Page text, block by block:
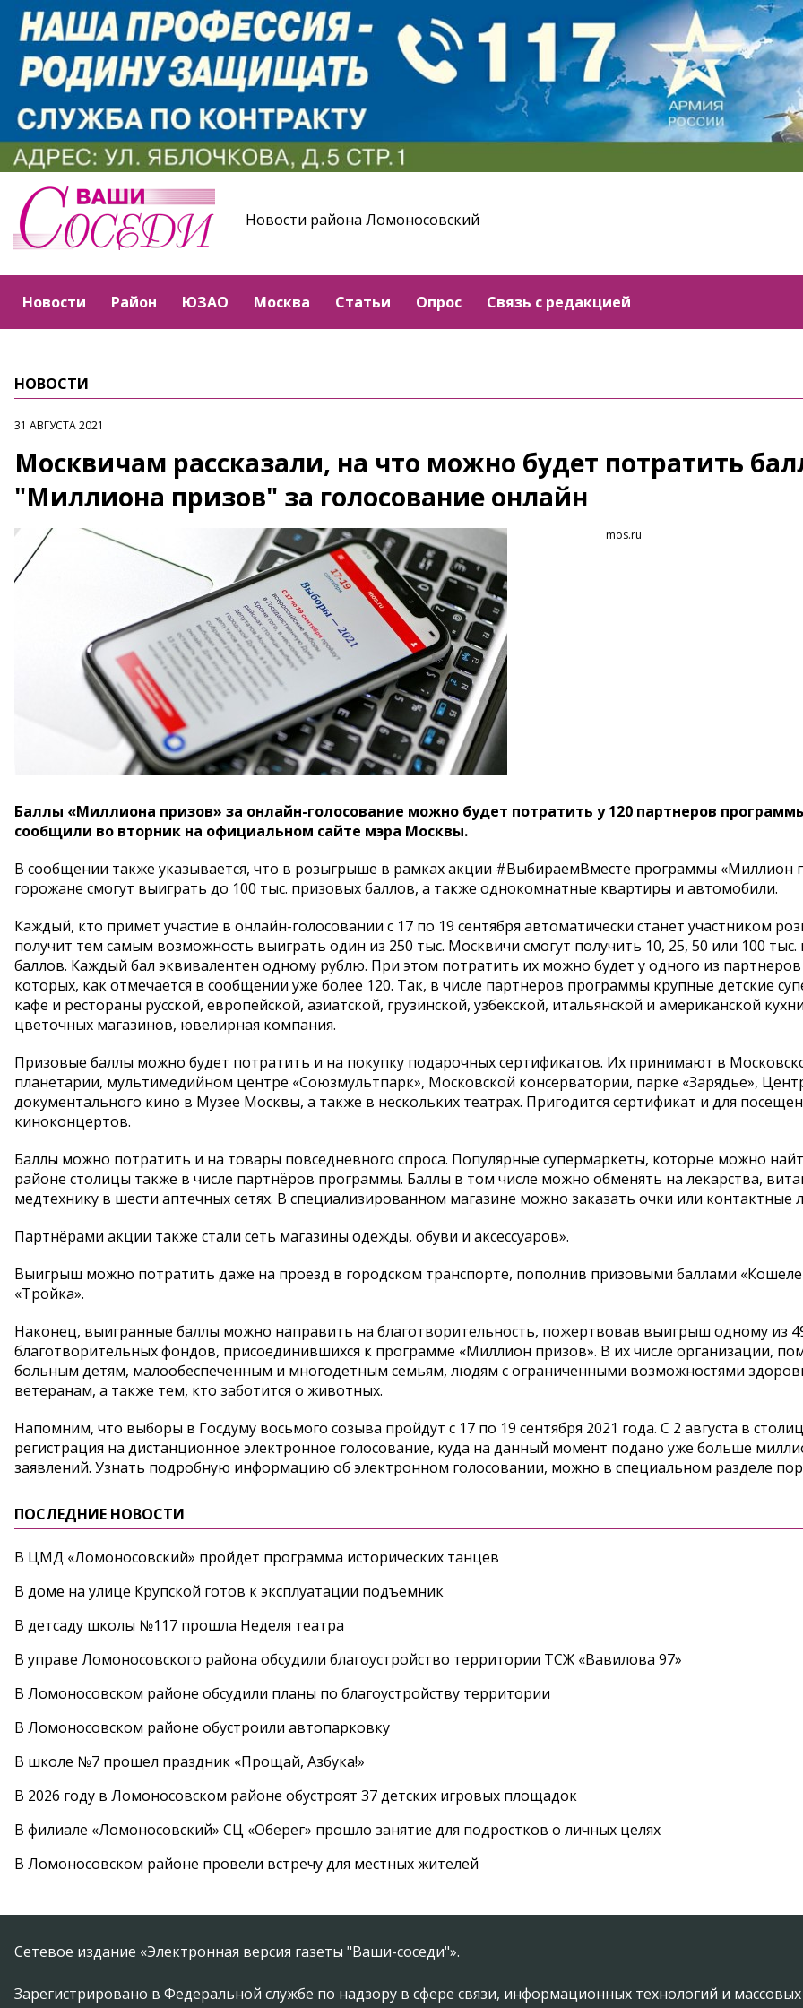
Новости района Ломоносовский
Новости Район ЮЗАО Москва Статьи Опрос Связь с редакцией
НОВОСТИ
31 АВГУСТА 2021
Москвичам рассказали, на что можно будет потратить
"Миллиона призов" за голосование онлайн
mos.ru
Баллы «Миллиона призов» за онлайн-голосование можно будет потратить у 120 партнеров
сообщили во вторник на официальном сайте мэра Москвы.
В сообщении также указывается, что в розыгрыше в рамках акции #ВыбираемВместе программы «Миллион
горожане смогут выиграть до 100 тыс. призовых баллов, а также однокомнатные квартиры и автомобили.
Каждый, кто примет участие в онлайн-голосовании с 17 по 19 сентября автоматически станет участником
получит тем самым возможность выиграть один из 250 тыс. Москвичи смогут получить 10, 25, 50 или 100
баллов. Каждый бал эквивалентен одному рублю. При этом потратить их можно будет у одного из
которых, как отмечается в сообщении уже более 120. Так, в числе партнеров программы крупные детские
кафе и рестораны русской, европейской, азиатской, грузинской, узбекской, итальянской и американской
цветочных магазинов, ювелирная компания.
Призовые баллы можно будет потратить и на покупку подарочных сертификатов. Их принимают в
планетарии, мультимедийном центре «Союзмультпарк», Московской консерватории, парке «Зарядье»,
документального кино в Музее Москвы, а также в нескольких театрах. Пригодится сертификат и для
киноконцертов.
Баллы можно потратить и на товары повседневного спроса. Популярные супермаркеты, которые можно
районе столицы также в числе партнёров программы. Баллы в том числе можно обменять на лекарства,
медтехнику в шести аптечных сетях. В специализированном магазине можно заказать очки или контактные
Партнёрами акции также стали сеть магазины одежды, обуви и аксессуаров».
Выигрыш можно потратить даже на проезд в городском транспорте, пополнив призовыми баллами
«Тройка».
Наконец, выигранные баллы можно направить на благотворительность, пожертвовав выигрыш одному из
благотворительных фондов, присоединившихся к программе «Миллион призов». В их числе организации,
больным детям, малообеспеченным и многодетным семьям, людям с ограниченными возможностями
ветеранам, а также тем, кто заботится о животных.
Напомним, что выборы в Госдуму восьмого созыва пройдут с 17 по 19 сентября 2021 года. С 2 августа в
регистрация на дистанционное электронное голосование, куда на данный момент подано уже больше
заявлений. Узнать подробную информацию об электронном голосовании, можно в специальном разделе
ПОСЛЕДНИЕ НОВОСТИ
В ЦМД «Ломоносовский» пройдет программа исторических танцев
В доме на улице Крупской готов к эксплуатации подъемник
В детсаду школы №117 прошла Неделя театра
В управе Ломоносовского района обсудили благоустройство территории ТСЖ «Вавилова 97»
В Ломоносовском районе обсудили планы по благоустройству территории
В Ломоносовском районе обустроили автопарковку
В школе №7 прошел праздник «Прощай, Азбука!»
В 2026 году в Ломоносовском районе обустроят 37 детских игровых площадок
В филиале «Ломоносовский» СЦ «Оберег» прошло занятие для подростков о личных целях
В Ломоносовском районе провели встречу для местных жителей
Сетевое издание «Электронная версия газеты "Ваши-соседи"».
Зарегистрировано в Федеральной службе по надзору в сфере связи, информационных технологий и